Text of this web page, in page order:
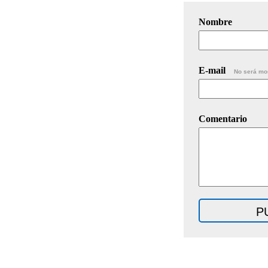
Nombre
E-mail No será
Comentario